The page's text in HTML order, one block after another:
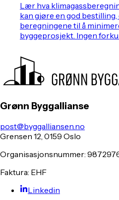
Lær hva
kan gjøre en god
beregningene til å
byggeprosjekt. Ingen
Grønn Byggallianse
post@byggalliansen.no
Grensen 12, 0159 Oslo
Organisasjonsnummer:
Faktura: EHF
Linkedin